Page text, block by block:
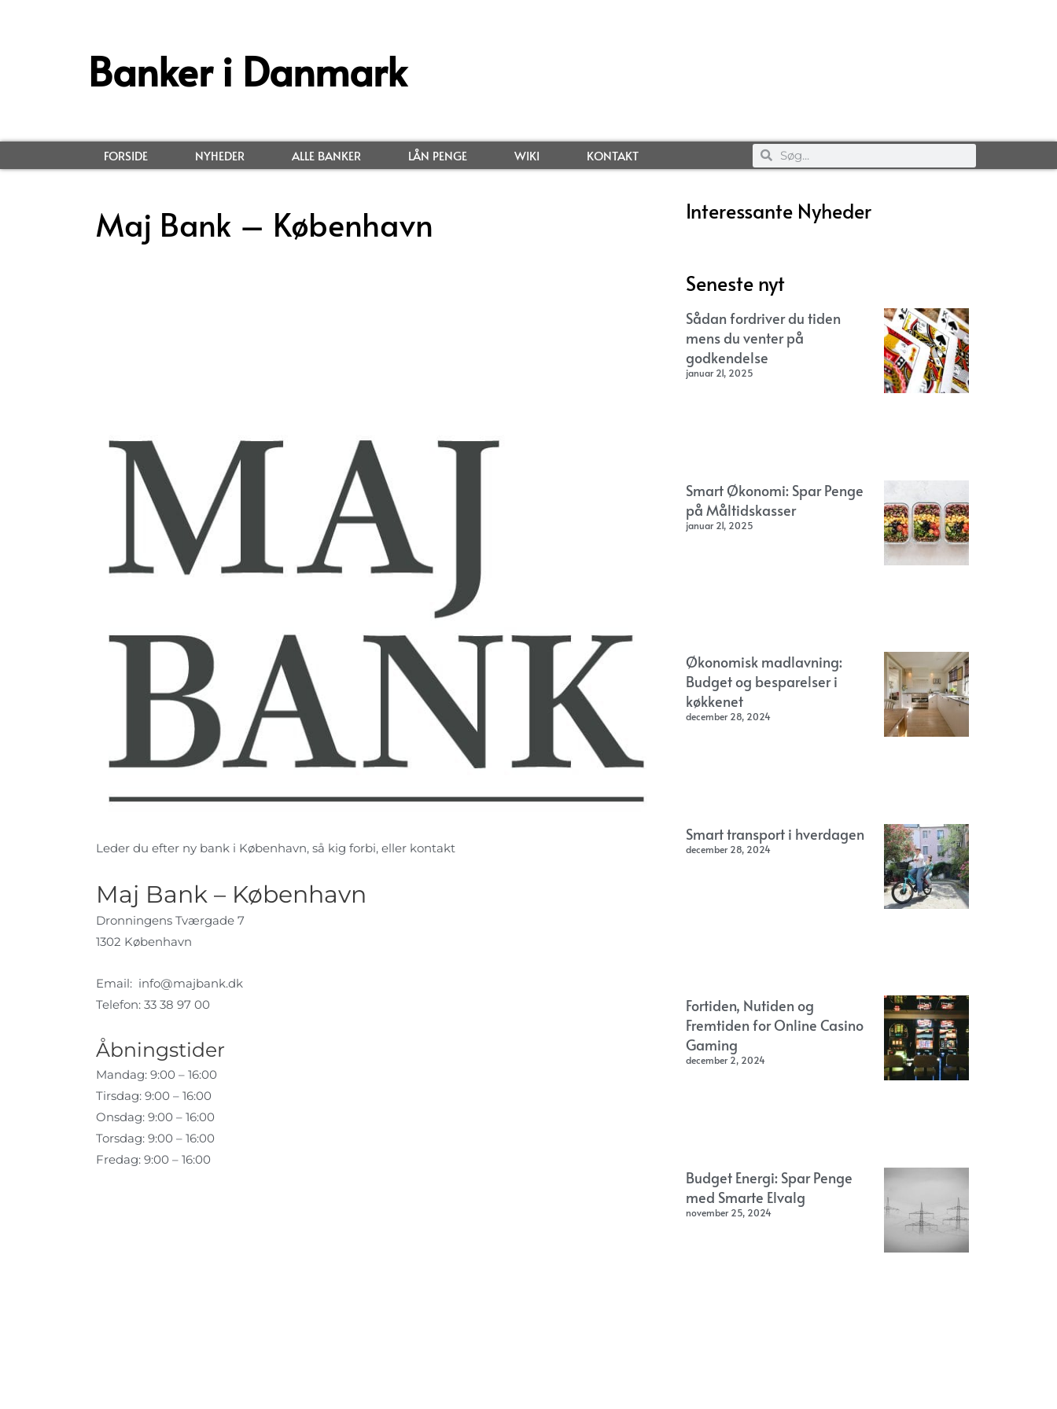
Banker i Danmark
FORSIDE NYHEDER ALLE BANKER LÅN PENGE WIKI KONTAKT
Maj Bank – København
Leder du efter ny bank i København, så kig forbi, eller kontakt
Maj Bank – København
Dronningens Tværgade 7
1302 København
Email: info@majbank.dk
Telefon: 33 38 97 00
Åbningstider
Mandag: 9:00 – 16:00
Tirsdag: 9:00 – 16:00
Onsdag: 9:00 – 16:00
Torsdag: 9:00 – 16:00
Fredag: 9:00 – 16:00
Interessante Nyheder
Seneste nyt
Sådan fordriver du tiden
mens du venter på
godkendelse
januar 21, 2025
Smart Økonomi: Spar Penge
på Måltidskasser
januar 21, 2025
Økonomisk madlavning:
Budget og besparelser i
køkkenet
december 28, 2024
Smart transport i hverdagen
december 28, 2024
Fortiden, Nutiden og
Fremtiden for Online Casino
Gaming
december 2, 2024
Budget Energi: Spar Penge
med Smarte Elvalg
november 25, 2024